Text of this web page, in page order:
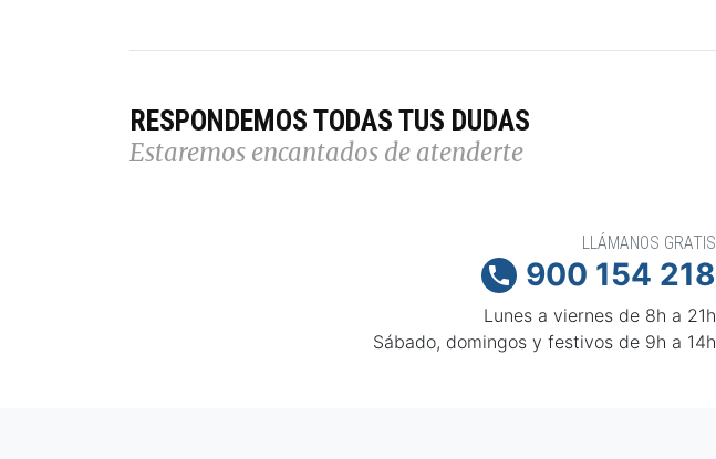
RESPONDEMOS TODAS TUS DUDAS
Estaremos encantados de atenderte
LLÁMANOS GRATIS
 900 154 218
Lunes a viernes de 8h a 21h
Sábado, domingos y festivos de 9h a 14h